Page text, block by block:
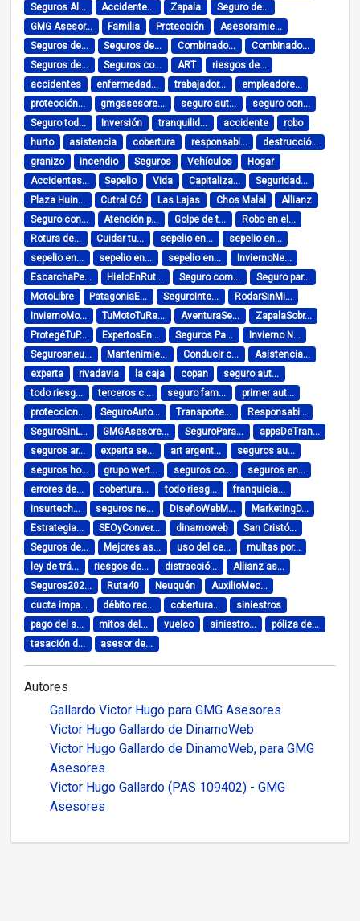
Seguros Al...
Accidente... Zapala
Seguro de...
GMG Asesor...
Familia Protección
Asesoramie...
Seguros de...
Seguros de... Combinado...
Combinado...
Seguros de...
Seguros co... ART
riesgos de...
accidentes
enfermedad... trabajador...
empleadore...
protección...
gmgasesore... seguro aut...
seguro con...
Seguro tod...
Inversión tranquilid... accidente
robo
hurto
asistencia cobertura responsabi...
destrucció...
granizo
incendio Seguros Vehículos
Hogar
Accidentes...
Sepelio Vida Capitaliza...
Seguridad...
Plaza Huin...
Cutral Có Las Lajas Chos Malal
Allianz
Seguro con...
Atención p... Golpe de t...
Robo en el...
Rotura de...
Cuidar tu... sepelio en...
sepelio en...
sepelio en...
sepelio en... sepelio en...
InviernoNe...
EscarchaPe...
HieloEnRut... Seguro com...
Seguro par...
MotoLibre
PatagoniaE... SeguroInte...
RodarSinMi...
InviernoMo...
TuMotoTuRe... AventuraSe...
ZapalaSobr...
ProtegéTuP...
ExpertosEn... Seguros Pa...
Invierno N...
Segurosneu...
Mantenimie... Conducir c...
Asistencia...
experta
rivadavia la caja copan
seguro aut...
todo riesg...
terceros c... seguro fam...
primer aut...
proteccion...
SeguroAuto... Transporte...
Responsabi...
SeguroSinL...
GMGAsesore... SeguroPara...
appsDeTran...
seguros ar...
experta se... art argent...
seguros au...
seguros ho...
grupo wert... seguros co...
seguros en...
errores de...
cobertura... todo riesg...
franquicia...
insurtech...
seguros ne... DiseñoWebM...
MarketingD...
Estrategia...
SEOyConver... dinamoweb
San Cristó...
Seguros de...
Mejores as... uso del ce...
multas por...
ley de trá...
riesgos de... distracció...
Allianz as...
Seguros202...
Ruta40 Neuquén
AuxilioMec...
cuota impa...
débito rec... cobertura...
siniestros
pago del s...
mitos del... vuelco siniestro...
póliza de...
tasación d...
asesor de...
Autores
Gallardo Victor Hugo para GMG Asesores
Victor Hugo Gallardo de DinamoWeb
Victor Hugo Gallardo de DinamoWeb, para GMG
Asesores
Victor Hugo Gallardo (PAS 109402) - GMG
Asesores